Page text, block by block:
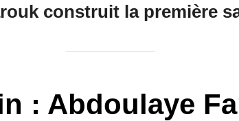
construit la première
: Abdoulaye